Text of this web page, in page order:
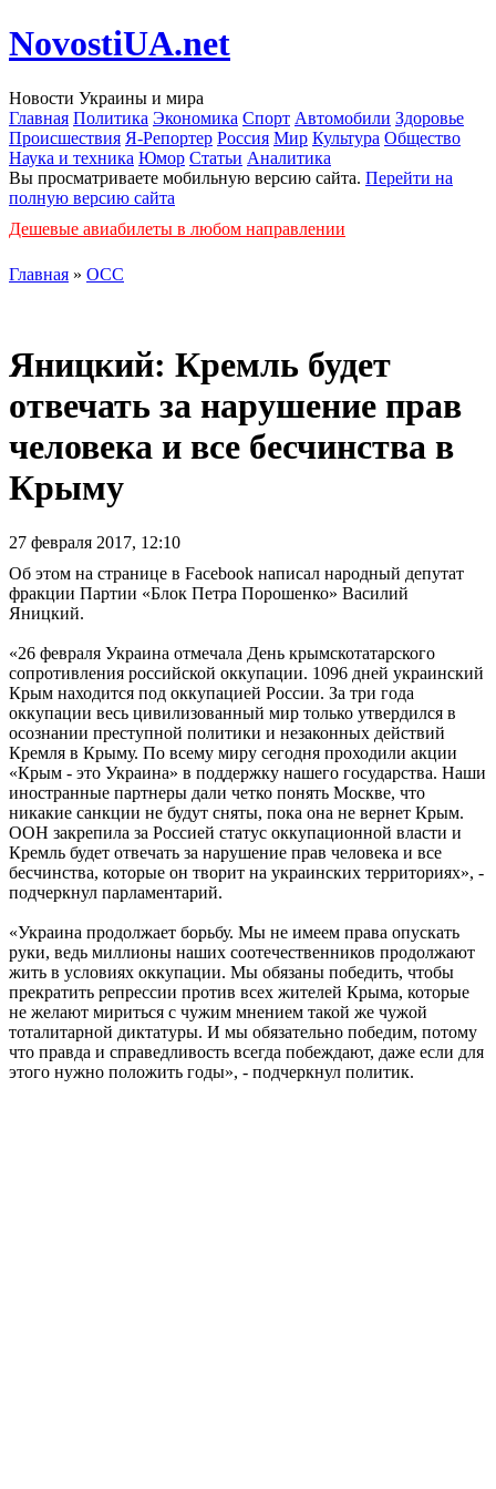
NovostiUA.net
Новости Украины и мира
Главная Политика Экономика Спорт Автомобили Здоровье
Происшествия Я-Репортер Россия Мир Культура Общество
Наука и техника Юмор Статьи Аналитика
Вы просматриваете мобильную версию сайта. Перейти на
полную версию сайта
Дешевые авиабилеты в любом направлении
Главная » ОСС
Яницкий: Кремль будет
отвечать за нарушение прав
человека и все бесчинства в
Крыму
27 февраля 2017, 12:10
Об этом на странице в Facebook написал народный депутат
фракции Партии «Блок Петра Порошенко» Василий
Яницкий.
«26 февраля Украина отмечала День крымскотатарского
сопротивления российской оккупации. 1096 дней украинский
Крым находится под оккупацией России. За три года
оккупации весь цивилизованный мир только утвердился в
осознании преступной политики и незаконных действий
Кремля в Крыму. По всему миру сегодня проходили акции
«Крым - это Украина» в поддержку нашего государства. Наши
иностранные партнеры дали четко понять Москве, что
никакие санкции не будут сняты, пока она не вернет Крым.
ООН закрепила за Россией статус оккупационной власти и
Кремль будет отвечать за нарушение прав человека и все
бесчинства, которые он творит на украинских территориях», -
подчеркнул парламентарий.
«Украина продолжает борьбу. Мы не имеем права опускать
руки, ведь миллионы наших соотечественников продолжают
жить в условиях оккупации. Мы обязаны победить, чтобы
прекратить репрессии против всех жителей Крыма, которые
не желают мириться с чужим мнением такой же чужой
тоталитарной диктатуры. И мы обязательно победим, потому
что правда и справедливость всегда побеждают, даже если для
этого нужно положить годы», - подчеркнул политик.